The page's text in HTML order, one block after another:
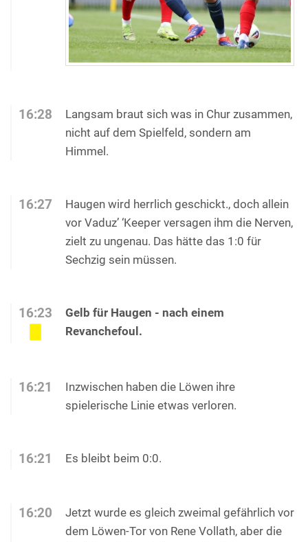
16:28
Langsam braut sich was in Chur zusammen,
nicht auf dem Spielfeld, sondern am
Himmel.
16:27
Haugen wird herrlich geschickt., doch allein
vor Vaduz’ ‘Keeper versagen ihm die Nerven,
zielt zu ungenau. Das hätte das 1:0 für
Sechzig sein müssen.
16:23
Gelb für Haugen - nach einem
Revanchefoul.
16:21
Inzwischen haben die Löwen ihre
spielerische Linie etwas verloren.
16:21 Es bleibt beim 0:0.
16:20
Jetzt wurde es gleich zweimal gefährlich vor
dem Löwen-Tor von Rene Vollath, aber die